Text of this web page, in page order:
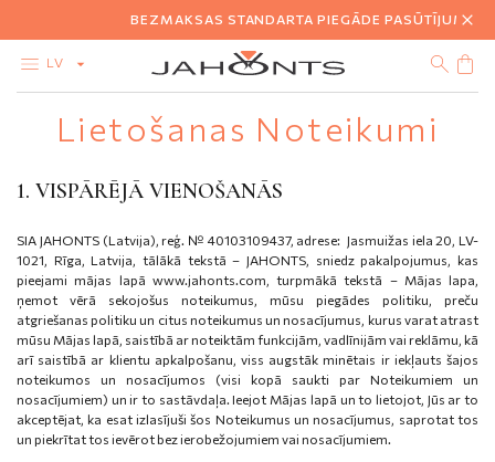
BEZMAKSAS STANDARTA PIEGĀDE PASŪTĪJUMIEM
LV
KATALOGS
ZELTS
DĀVANU KARTE
Lietošanas Noteikumi
1. VISPĀRĒJĀ VIENOŠANĀS
SIA JAHONTS (Latvija), reģ. № 40103109437, adrese: Jasmuižas iela 20, LV-
1021, Rīga, Latvija, tālākā tekstā – JAHONTS, sniedz pakalpojumus, kas
pieejami mājas lapā www.jahonts.com, turpmākā tekstā – Mājas lapa,
ņemot vērā sekojošus noteikumus, mūsu piegādes politiku, preču
atgriešanas politiku un citus noteikumus un nosacījumus, kurus varat atrast
mūsu Mājas lapā, saistībā ar noteiktām funkcijām, vadlīnijām vai reklāmu, kā
arī saistībā ar klientu apkalpošanu, viss augstāk minētais ir iekļauts šajos
noteikumos un nosacījumos (visi kopā saukti par Noteikumiem un
nosacījumiem) un ir to sastāvdaļa. Ieejot Mājas lapā un to lietojot, Jūs ar to
akceptējat, ka esat izlasījuši šos Noteikumus un nosacījumus, saprotat tos
un piekrītat tos ievērot bez ierobežojumiem vai nosacījumiem.